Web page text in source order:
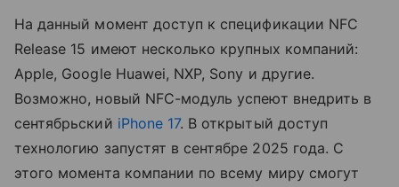
На данный момент доступ к спецификации NFC
Release 15 имеют несколько крупных компаний:
Apple, Google Huawei, NXP, Sony и другие.
Возможно, новый NFC-модуль успеют внедрить в
сентябрьский iPhone 17. В открытый доступ
технологию запустят в сентябре 2025 года. С
этого момента компании по всему миру смогут